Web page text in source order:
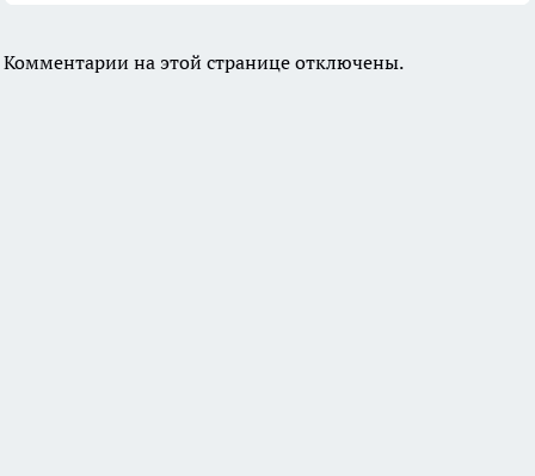
Комментарии на этой странице отключены.